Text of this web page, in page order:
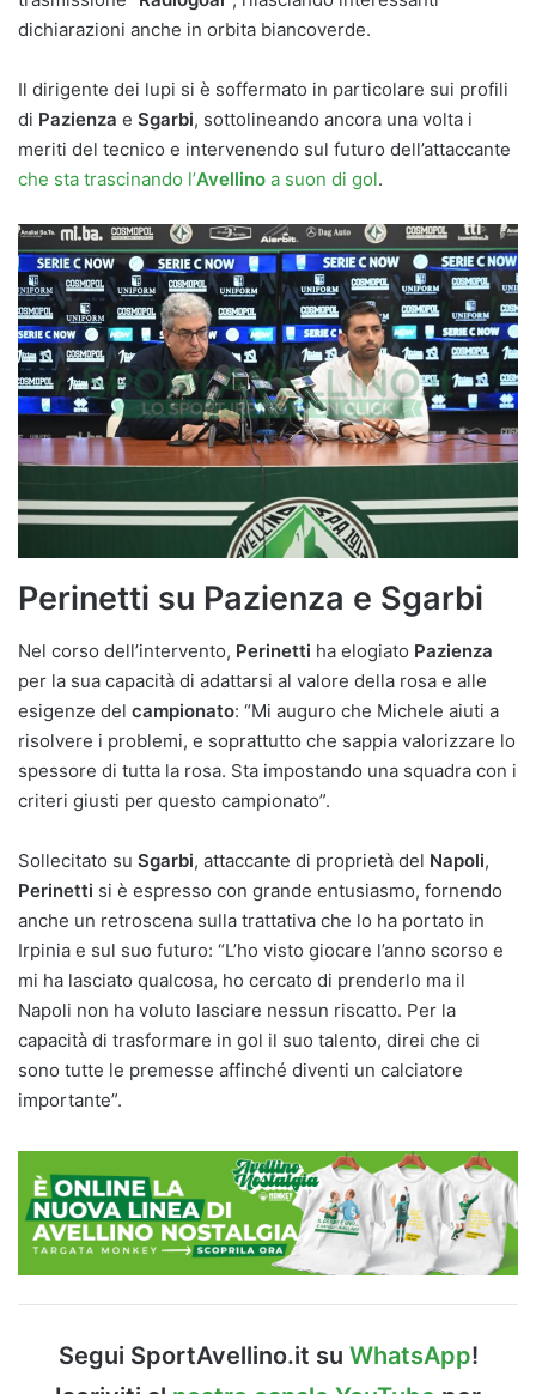
dichiarazioni anche in orbita biancoverde.
Il dirigente dei lupi si è soffermato in particolare sui profili
di Pazienza e Sgarbi, sottolineando ancora una volta i
meriti del tecnico e intervenendo sul futuro dell’attaccante
che sta trascinando l’Avellino a suon di gol.
Perinetti su Pazienza e Sgarbi
Nel corso dell’intervento, Perinetti ha elogiato Pazienza
per la sua capacità di adattarsi al valore della rosa e alle
esigenze del campionato: “Mi auguro che Michele aiuti a
risolvere i problemi, e soprattutto che sappia valorizzare lo
spessore di tutta la rosa. Sta impostando una squadra con i
criteri giusti per questo campionato”.
Sollecitato su Sgarbi, attaccante di proprietà del Napoli,
Perinetti si è espresso con grande entusiasmo, fornendo
anche un retroscena sulla trattativa che lo ha portato in
Irpinia e sul suo futuro: “L’ho visto giocare l’anno scorso e
mi ha lasciato qualcosa, ho cercato di prenderlo ma il
Napoli non ha voluto lasciare nessun riscatto. Per la
capacità di trasformare in gol il suo talento, direi che ci
sono tutte le premesse affinché diventi un calciatore
importante”.
Segui SportAvellino.it su WhatsApp!